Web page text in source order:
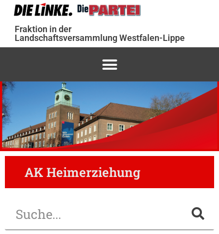
Fraktion in der
Landschaftsversammlung Westfalen-Lippe
AK Heimerziehung